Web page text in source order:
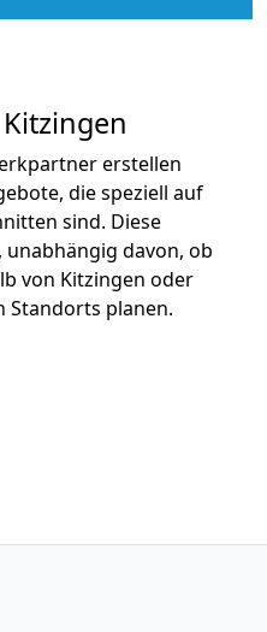
erstellen
die speziell auf
sind. Diese
davon, ob
von Kitzingen oder
Standorts planen.